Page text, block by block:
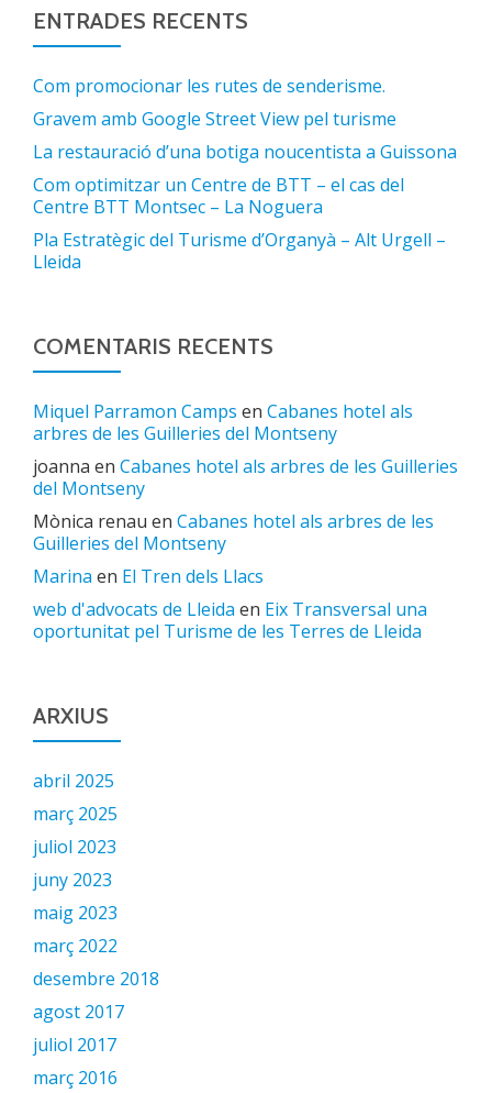
ENTRADES RECENTS
Com promocionar les rutes de senderisme.
Gravem amb Google Street View pel turisme
La restauració d’una botiga noucentista a Guissona
Com optimitzar un Centre de BTT – el cas del
Centre BTT Montsec – La Noguera
Pla Estratègic del Turisme d’Organyà – Alt Urgell –
Lleida
COMENTARIS RECENTS
Miquel Parramon Camps en Cabanes hotel als
arbres de les Guilleries del Montseny
joanna en Cabanes hotel als arbres de les Guilleries
del Montseny
Mònica renau en Cabanes hotel als arbres de les
Guilleries del Montseny
Marina en El Tren dels Llacs
web d'advocats de Lleida en Eix Transversal una
oportunitat pel Turisme de les Terres de Lleida
ARXIUS
abril 2025
març 2025
juliol 2023
juny 2023
maig 2023
març 2022
desembre 2018
agost 2017
juliol 2017
març 2016